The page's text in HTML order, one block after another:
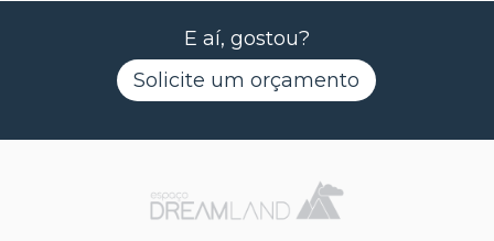
E aí, gostou?
Solicite um orçamento